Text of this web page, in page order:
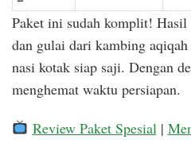
Paket ini sudah komplit! Hasil
dan gulai dari kambing
nasi kotak siap saji. Dengan
menghemat waktu persiapan.
Review Paket Spesial |